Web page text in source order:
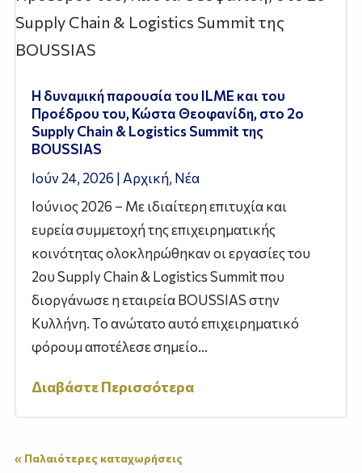
Η δυναμική παρουσία του ILME και του
Προέδρου του, Κώστα Θεοφανίδη, στο 2ο
Supply Chain & Logistics Summit της
BOUSSIAS
Ιούν 24, 2026 | Αρχική, Νέα
Ιούνιος 2026 – Με ιδιαίτερη επιτυχία και
ευρεία συμμετοχή της επιχειρηματικής
κοινότητας ολοκληρώθηκαν οι εργασίες του
2ου Supply Chain & Logistics Summit που
διοργάνωσε η εταιρεία BOUSSIAS στην
Κυλλήνη. Το ανώτατο αυτό επιχειρηματικό
φόρουμ αποτέλεσε σημείο...
Διαβάστε Περισσότερα
« Παλαιότερες καταχωρήσεις